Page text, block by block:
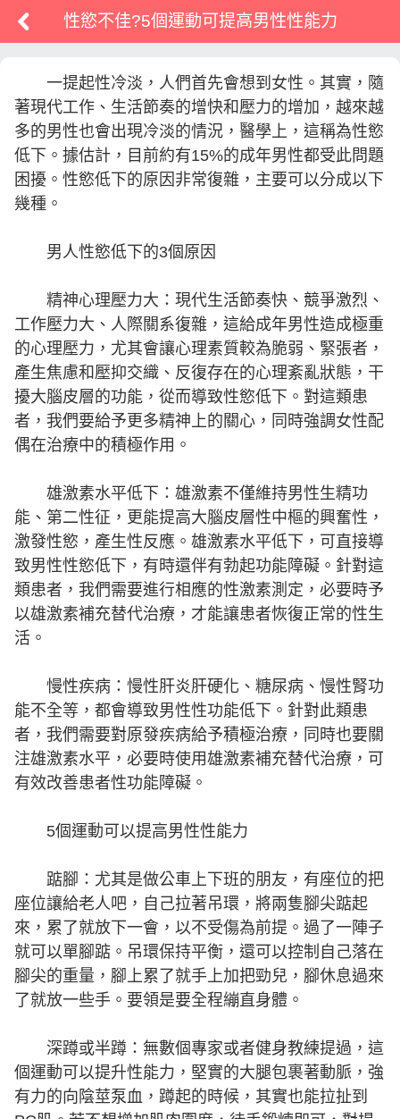
性慾不佳?5個運動可提高男性性能力
一提起性冷淡，人們首先會想到女性。其實，隨
著現代工作、生活節奏的增快和壓力的增加，越來越
多的男性也會出現冷淡的情況，醫學上，這稱為性慾
低下。據估計，目前約有15%的成年男性都受此問題
困擾。性慾低下的原因非常復雜，主要可以分成以下
幾種。
男人性慾低下的3個原因
精神心理壓力大：現代生活節奏快、競爭激烈、
工作壓力大、人際關系復雜，這給成年男性造成極重
的心理壓力，尤其會讓心理素質較為脆弱、緊張者，
產生焦慮和壓抑交織、反復存在的心理紊亂狀態，干
擾大腦皮層的功能，從而導致性慾低下。對這類患
者，我們要給予更多精神上的關心，同時強調女性配
偶在治療中的積極作用。
雄激素水平低下：雄激素不僅維持男性生精功
能、第二性征，更能提高大腦皮層性中樞的興奮性，
激發性慾，產生性反應。雄激素水平低下，可直接導
致男性性慾低下，有時還伴有勃起功能障礙。針對這
類患者，我們需要進行相應的性激素測定，必要時予
以雄激素補充替代治療，才能讓患者恢復正常的性生
活。
慢性疾病：慢性肝炎肝硬化、糖尿病、慢性腎功
能不全等，都會導致男性性功能低下。針對此類患
者，我們需要對原發疾病給予積極治療，同時也要關
注雄激素水平，必要時使用雄激素補充替代治療，可
有效改善患者性功能障礙。
5個運動可以提高男性性能力
踮腳：尤其是做公車上下班的朋友，有座位的把
座位讓給老人吧，自己拉著吊環，將兩隻腳尖踮起
來，累了就放下一會，以不受傷為前提。過了一陣子
就可以單腳踮。吊環保持平衡，還可以控制自己落在
腳尖的重量，腳上累了就手上加把勁兒，腳休息過來
了就放一些手。要領是要全程繃直身體。
深蹲或半蹲：無數個專家或者健身教練提過，這
個運動可以提升性能力，堅實的大腿包裹著動脈，強
有力的向陰莖泵血，蹲起的時候，其實也能拉扯到